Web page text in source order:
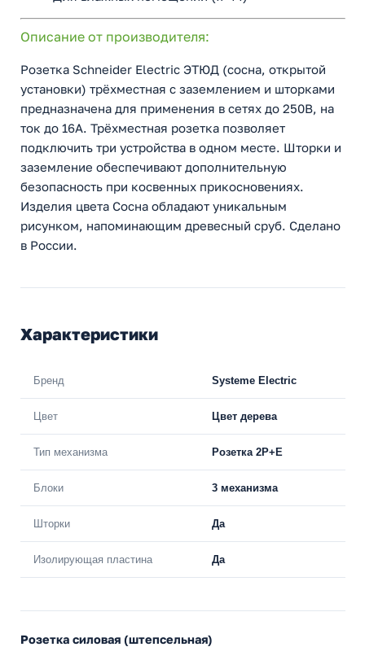
Описание от производителя:
Розетка Schneider Electric ЭТЮД (сосна, открытой
установки) трёхместная с заземлением и шторками
предназначена для применения в сетях до 250В, на
ток до 16А. Трёхместная розетка позволяет
подключить три устройства в одном месте. Шторки и
заземление обеспечивают дополнительную
безопасность при косвенных прикосновениях.
Изделия цвета Сосна обладают уникальным
рисунком, напоминающим древесный сруб. Сделано
в России.
Характеристики
Бренд Systeme Electric
Цвет Цвет дерева
Тип механизма Розетка 2Р+Е
Блоки 3 механизма
Шторки Да
Изолирующая пластина Да
Розетка силовая (штепсельная)